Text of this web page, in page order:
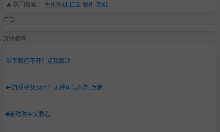
🔥 热门搜索： 生化危机仁王 联机单机
广告
游戏教程
🚀下载打不开？点我解决
🔑游戏弹Steam？无许可怎么办-点我
🌐游戏改中文教程